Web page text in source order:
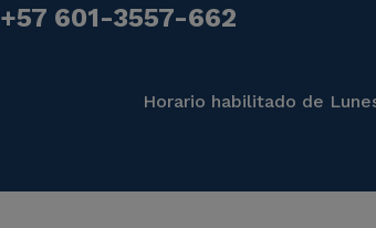
+57 601-3557-662
Horario habilitado de